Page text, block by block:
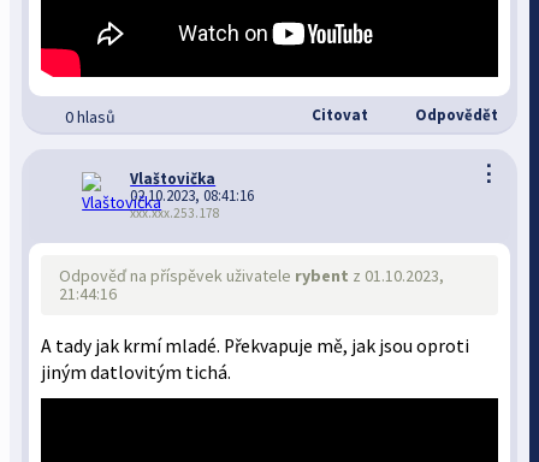
0 hlasů Citovat Odpovědět
⋮
Vlaštovička
02.10.2023, 08:41:16
xxx.xxx.253.178
Odpověď na příspěvek uživatele rybent z 01.10.2023,
21:44:16
A tady jak krmí mladé. Překvapuje mě, jak jsou oproti
jiným datlovitým tichá.